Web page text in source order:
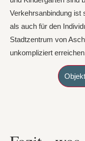
Verkehrsanbindung ist
als auch für den
Stadtzentrum von
unkompliziert